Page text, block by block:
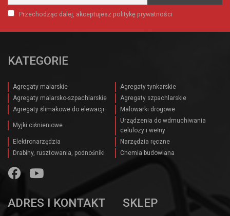
Przechodząc dalej, akceptujesz politykę prywatności
KATEGORIE
Agregaty malarskie
Agregaty tynkarskie
Agregaty malarsko-szpachlarskie
Agregaty szpachlarskie
Agregaty ślimakowe do elewacji
Malowarki drogowe
Myjki ciśnieniowe
Urządzenia do wdmuchiwania
celulozy i wełny
Elektronarzędzia
Narzędzia ręczne
Drabiny, rusztowania, podnośniki
Chemia budowlana
ADRES I KONTAKT SKLEP